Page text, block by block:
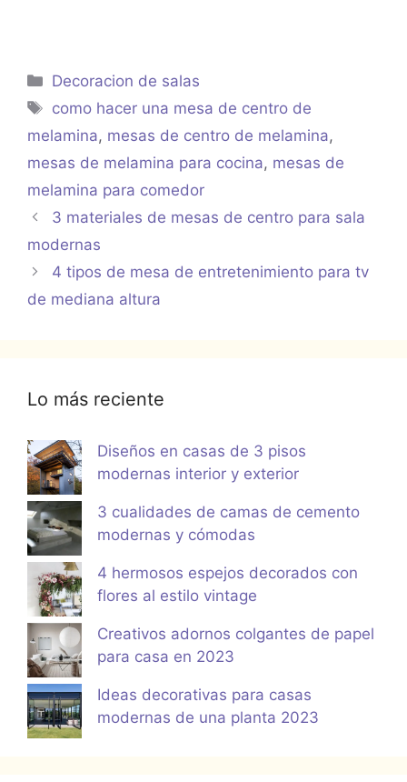
Categorías
Decoracion de salas
Etiquetas
como hacer una mesa de centro de
melamina, mesas de centro de melamina,
mesas de melamina para cocina, mesas de
melamina para comedor
3 materiales de mesas de centro para sala
modernas
4 tipos de mesa de entretenimiento para tv
de mediana altura
Lo más reciente
Diseños en casas de 3 pisos
modernas interior y exterior
3 cualidades de camas de cemento
modernas y cómodas
4 hermosos espejos decorados con
flores al estilo vintage
Creativos adornos colgantes de papel
para casa en 2023
Ideas decorativas para casas
modernas de una planta 2023